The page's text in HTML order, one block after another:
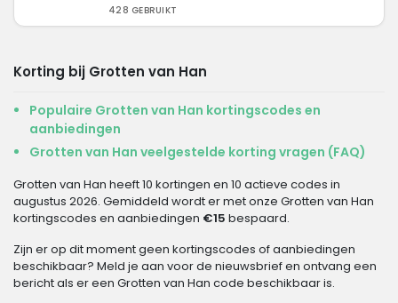
428 GEBRUIKT
Korting bij Grotten van Han
Populaire Grotten van Han kortingscodes en
aanbiedingen
Grotten van Han veelgestelde korting vragen (FAQ)
Grotten van Han heeft 10 kortingen en 10 actieve codes in
augustus 2026. Gemiddeld wordt er met onze Grotten van Han
kortingscodes en aanbiedingen €15 bespaard.
Zijn er op dit moment geen kortingscodes of aanbiedingen
beschikbaar? Meld je aan voor de nieuwsbrief en ontvang een
bericht als er een Grotten van Han code beschikbaar is.